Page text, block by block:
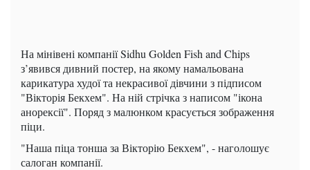
На мінівені компанії Sidhu Golden Fish and Chips
з’явився дивний постер, на якому намальована
карикатура худої та некрасивої дівчини з підписом
"Вікторія Бекхем". На ній стрічка з написом "ікона
анорексії". Поряд з малюнком красується зображення
піци.
"Наша піца тонша за Вікторію Бекхем", - наголошує
салоган компанії.